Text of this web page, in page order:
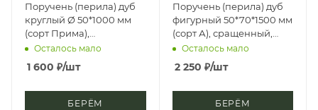
Поручень (перила) дуб
круглый Ø 50*1000 мм
(сорт Прима),
цельноламельный, цб-2,
Осталось мало
1 600 ₽/шт
БЕРЁМ
Поручень (перила) дуб
фигурный 50*70*1500 мм
(сорт А), сращенный,
срп-м, д3
Осталось мало
2 250 ₽/шт
БЕРЁМ